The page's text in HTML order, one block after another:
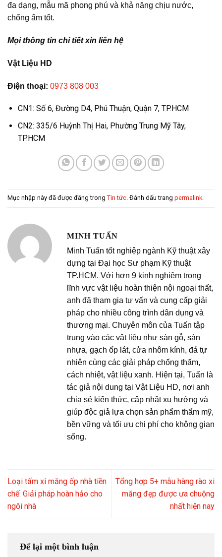
đa dạng, mẫu mã phong phú và khả năng chịu nước,
chống ẩm tốt.
Mọi thông tin chi tiết xin liên hệ
Vật Liệu HD
Điện thoại: 0973 808 003
CN1: Số 6, Đường D4, Phú Thuận, Quận 7, TP.HCM
CN2: 335/6 Huỳnh Thị Hai, Phường Trung Mỹ Tây,
TP.HCM
Mục nhập này đã được đăng trong Tin tức. Đánh dấu trang permalink.
MINH TUẤN
Minh Tuấn tốt nghiệp ngành Kỹ thuật xây
dựng tại Đại học Sư phạm Kỹ thuật
TP.HCM. Với hơn 9 kinh nghiệm trong
lĩnh vực vật liệu hoàn thiện nội ngoại thất,
anh đã tham gia tư vấn và cung cấp giải
pháp cho nhiều công trình dân dụng và
thương mại. Chuyên môn của Tuấn tập
trung vào các vật liệu như sàn gỗ, sàn
nhựa, gạch ốp lát, cửa nhôm kính, đá tự
nhiên cùng các giải pháp chống thấm,
cách nhiệt, vật liệu xanh. Hiện tại, Tuấn là
tác giả nội dung tại Vật Liệu HD, nơi anh
chia sẻ kiến thức, cập nhật xu hướng và
giúp độc giả lựa chọn sản phẩm thẩm mỹ,
bền vững và tối ưu chi phí cho không gian
sống.
Loại tấm xi măng ốp nhà tiền
chế: Giải pháp hoàn hảo cho
ngôi nhà
Tổng hợp 5+ mẫu hàng rào xi
măng đẹp được ưa chuộng
nhất hiện nay
Để lại một bình luận